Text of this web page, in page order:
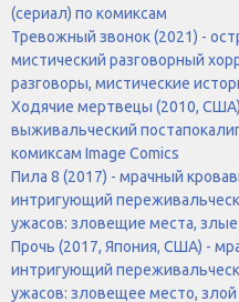
(сериал) по комиксам
Тревожный звонок (2021) -
мистический разговорный
разговоры, мистические
Ходячие мертвецы (2010,
выживальческий
комиксам Image Comics
Пила 8 (2017) - мрачный
интригующий
ужасов: зловещие места, злые
Прочь (2017, Япония, США) -
интригующий
ужасов: зловещее место, злой